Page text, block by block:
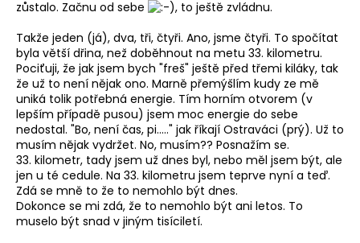
zůstalo. Začnu od sebe
, to ještě zvládnu.
Takže jeden (já), dva, tři, čtyři. Ano, jsme čtyři. To spočítat
byla větší dřina, než doběhnout na metu 33. kilometru.
Pociťuji, že jak jsem bych "freš" ještě před třemi kiláky, tak
že už to není nějak ono. Marně přemýšlím kudy ze mě
uniká tolik potřebná energie. Tím horním otvorem (v
lepším případě pusou) jsem moc energie do sebe
nedostal. "Bo, není čas, pi....." jak říkají Ostraváci (prý). Už to
musím nějak vydržet. No, musím?? Posnažím se.
33. kilometr, tady jsem už dnes byl, nebo měl jsem být, ale
jen u té cedule. Na 33. kilometru jsem teprve nyní a teď.
Zdá se mně to že to nemohlo být dnes.
Dokonce se mi zdá, že to nemohlo být ani letos. To
muselo být snad v jiným tisíciletí.